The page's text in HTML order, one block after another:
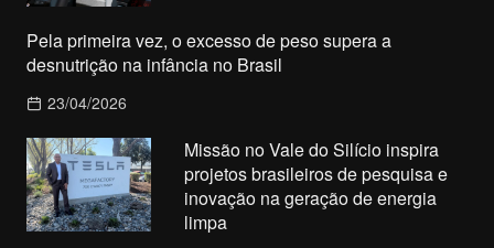
Pela primeira vez, o excesso de peso supera a
desnutrição na infância no Brasil
23/04/2026
Missão no Vale do Silício inspira
projetos brasileiros de pesquisa e
inovação na geração de energia
limpa